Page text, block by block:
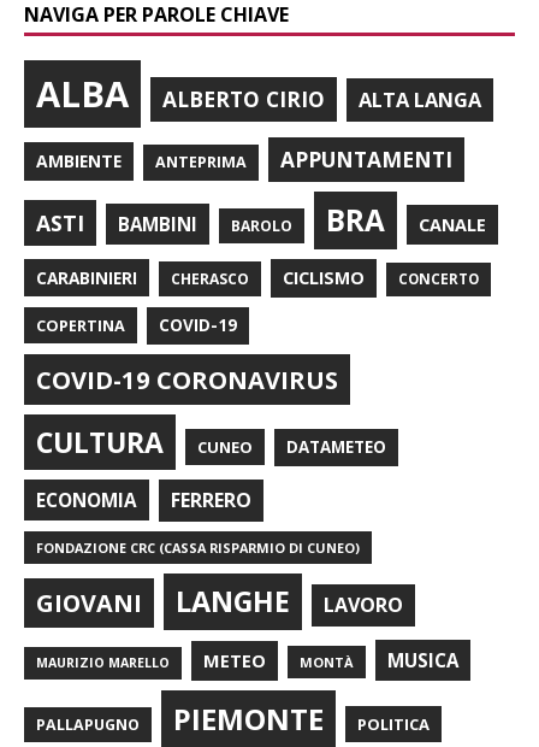
NAVIGA PER PAROLE CHIAVE
ALBA ALBERTO CIRIO ALTA LANGA
AMBIENTE ANTEPRIMA APPUNTAMENTI
ASTI BAMBINI BAROLO BRA CANALE
CARABINIERI CHERASCO CICLISMO CONCERTO
COPERTINA COVID-19
COVID-19 CORONAVIRUS
CULTURA CUNEO DATAMETEO
ECONOMIA FERRERO
FONDAZIONE CRC (CASSA RISPARMIO DI CUNEO)
GIOVANI LANGHE LAVORO
MAURIZIO MARELLO METEO MONTÀ MUSICA
PALLAPUGNO PIEMONTE POLITICA